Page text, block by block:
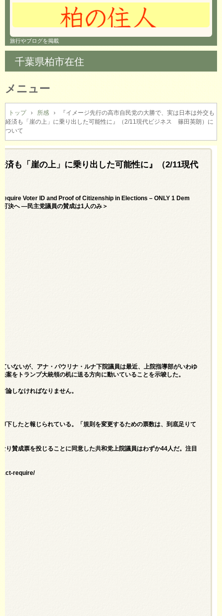
旅行やブログを掲載
千葉県柏市在住
メニュー
コ
ン
テ
ン
ス
プ
トップ › 所感 ›
『イメージ先行の高市自民党の大勝で、実は日本は外交も
経済も「崖の上」に乗り出した可能性に』（2/11現代ビジネス 篠田英朗）に
ついて
も「崖の上」に乗り出した可能性に』（2/11現代
Voter ID and Proof of Citizenship in Elections – ONLY 1 Dem
決へ ―民主党議員の賛成は1人のみ＞
いないが、アナ・パウリナ・ルナ下院議員は最近、上院指導部がいわゆ
をトランプ大統領の机に送る方向に動いていることを示唆した。
論しなければなりません。
下したと報じられている。「規則を変更するための票数は、到底足りて
賛成票を投じることに同意した共和党上院議員はわずか44人だ。注目
act-require/